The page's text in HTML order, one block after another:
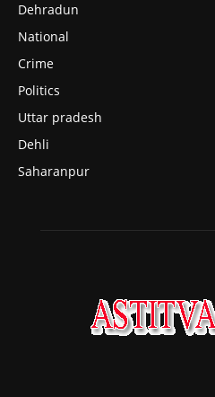
Dehradun
National
Crime
Politics
Uttar pradesh
Dehli
Saharanpur